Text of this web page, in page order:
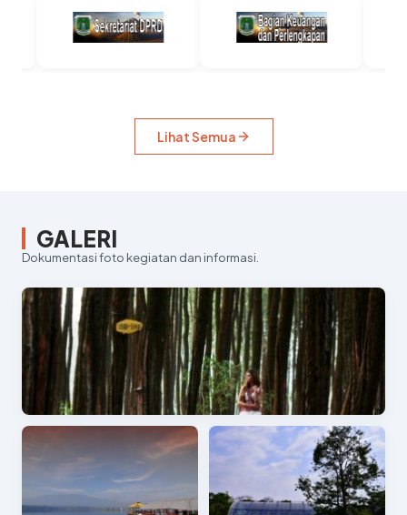
Lihat Semua
GALERI
Dokumentasi foto kegiatan dan informasi.